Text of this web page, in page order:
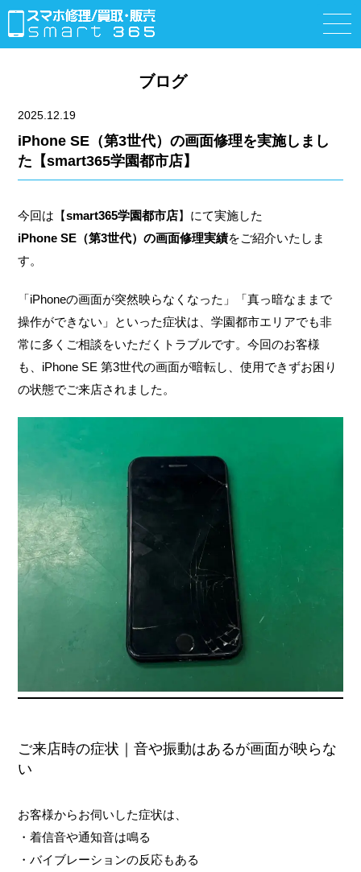
ブログ
2025.12.19
iPhone SE（第3世代）の画面修理を実施しまし
た【smart365学園都市店】
今回は【smart365学園都市店】にて実施した
iPhone SE（第3世代）の画面修理実績をご紹介いたしま
す。
「iPhoneの画面が突然映らなくなった」「真っ暗なままで
操作ができない」といった症状は、学園都市エリアでも非
常に多くご相談をいただくトラブルです。今回のお客様
も、iPhone SE 第3世代の画面が暗転し、使用できずお困り
の状態でご来店されました。
ご来店時の症状｜音や振動はあるが画面が映らな
い
お客様からお伺いした症状は、
・着信音や通知音は鳴る
・バイブレーションの反応もある